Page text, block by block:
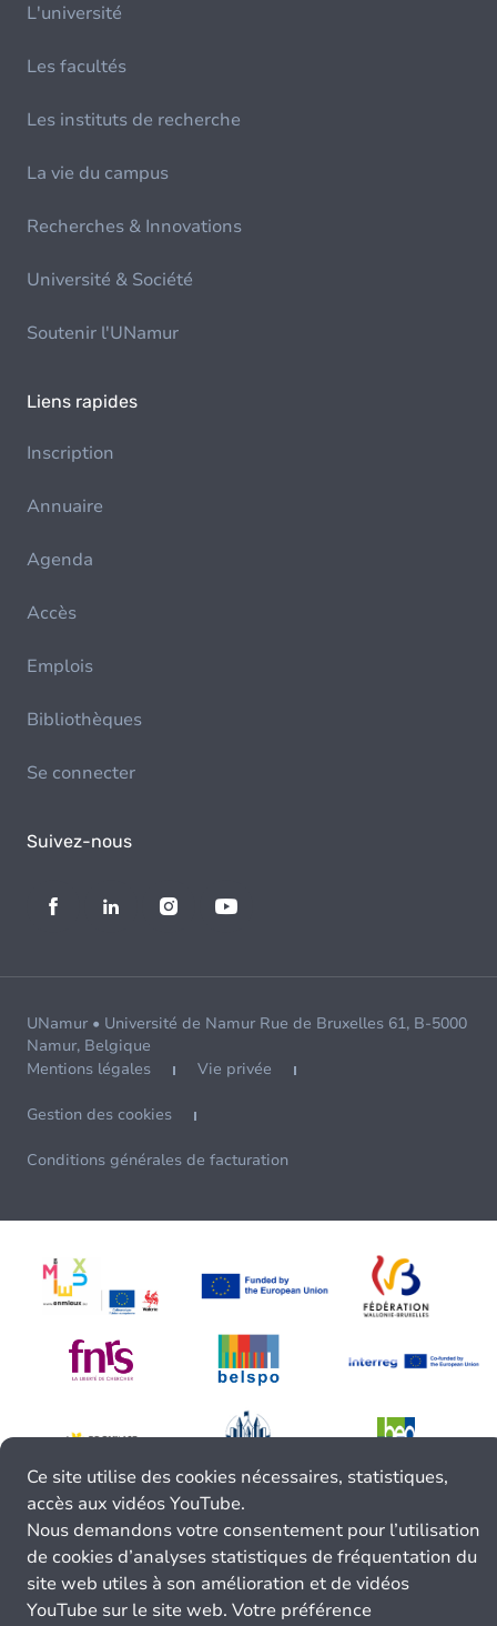
L'université
Les facultés
Les instituts de recherche
La vie du campus
Recherches & Innovations
Université & Société
Soutenir l'UNamur
Liens rapides
Inscription
Annuaire
Agenda
Accès
Emplois
Bibliothèques
Se connecter
Suivez-nous
UNamur • Université de Namur Rue de Bruxelles 61, B-5000
Namur, Belgique
Mentions légales
Vie privée
Gestion des cookies
Conditions générales de facturation
Ce site utilise des cookies nécessaires, statistiques,
accès aux vidéos YouTube.
Nous demandons votre consentement pour l’utilisation
de cookies d’analyses statistiques de fréquentation du
site web utiles à son amélioration et de vidéos
YouTube sur le site web. Votre préférence